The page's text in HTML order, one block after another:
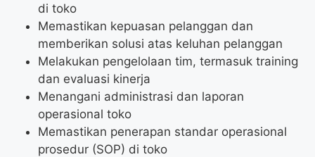
di toko
Memastikan kepuasan pelanggan dan
memberikan solusi atas keluhan pelanggan
Melakukan pengelolaan tim, termasuk training
dan evaluasi kinerja
Menangani administrasi dan laporan
operasional toko
Memastikan penerapan standar operasional
prosedur (SOP) di toko